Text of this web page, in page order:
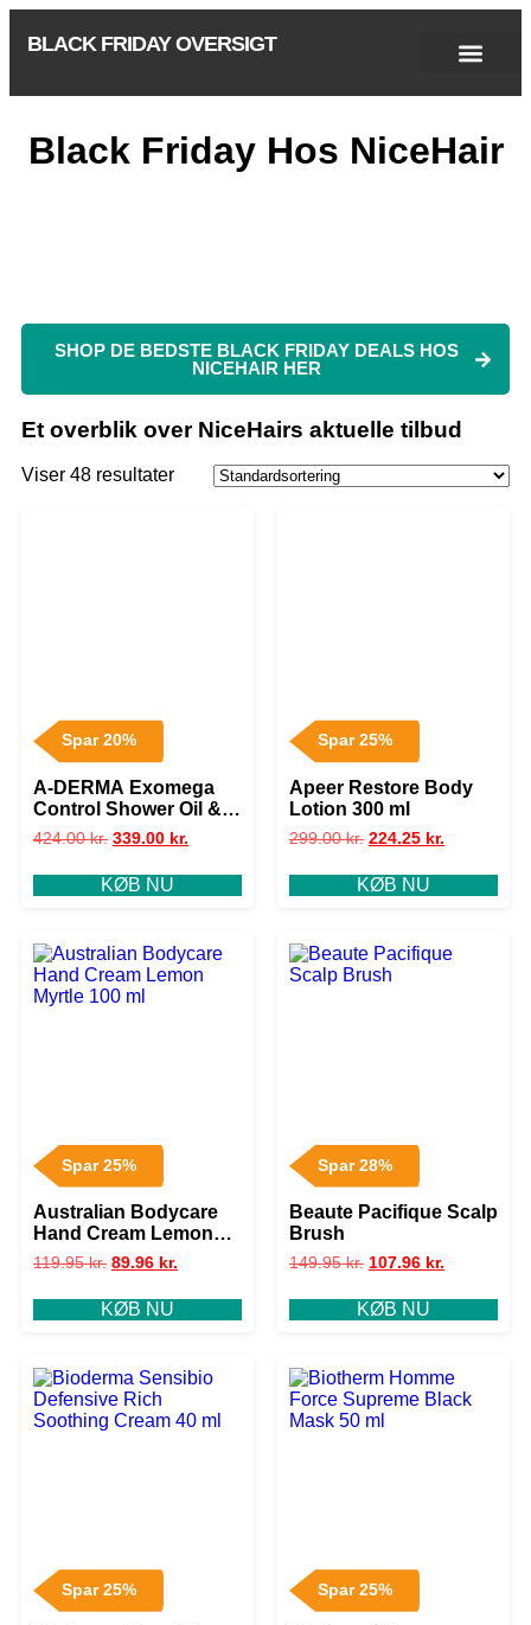
BLACK FRIDAY OVERSIGT
Black Friday Hos NiceHair
SHOP DE BEDSTE BLACK FRIDAY DEALS HOS
NICEHAIR HER
Et overblik over NiceHairs aktuelle tilbud
Viser 48 resultater
Spar 20%
A-DERMA Exomega
Control Shower Oil &
Balm Set
424.00kr. 339.00 kr.
KØB NU
Spar 25%
Apeer Restore Body
Lotion 300 ml
299.00kr. 224.25 kr.
KØB NU
Spar 25%
Australian Bodycare
Hand Cream Lemon
Myrtle 100 ml
119.95kr. 89.96 kr.
KØB NU
Spar 28%
Beaute Pacifique Scalp
Brush
149.95kr. 107.96 kr.
KØB NU
Spar 25% Spar 25%